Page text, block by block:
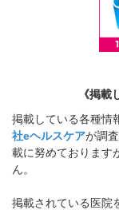
《掲載
掲載している各種情
社eヘルスケアが調
載に努めております
ん。
掲載されている医院